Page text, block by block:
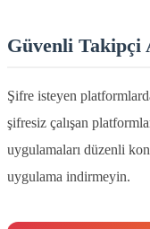
Güvenli Takipçi
Şifre isteyen
şifresiz çalışan
uygulamaları düzenli
uygulama indirmeyin.